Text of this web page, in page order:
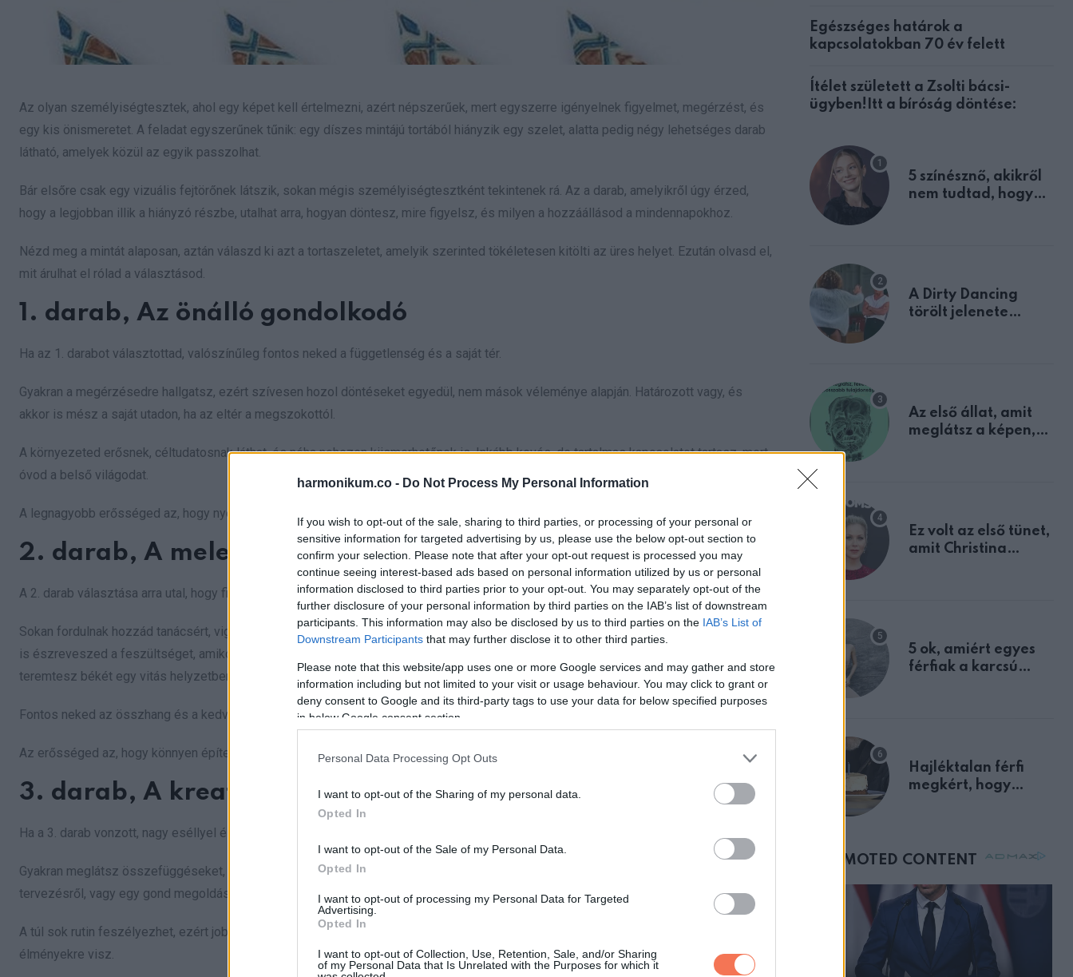
harmonikum.co - Do Not Process My Personal Information
If you wish to opt-out of the sale, sharing to third parties, or processing of your personal or
sensitive information for targeted advertising by us, please use the below opt-out section to
confirm your selection. Please note that after your opt-out request is processed you may
continue seeing interest-based ads based on personal information utilized by us or personal
information disclosed to third parties prior to your opt-out. You may separately opt-out of the
further disclosure of your personal information by third parties on the IAB’s list of downstream
participants. This information may also be disclosed by us to third parties on the IAB’s List of
Downstream Participants that may further disclose it to other third parties.
Please note that this website/app uses one or more Google services and may gather and store
information including but not limited to your visit or usage behaviour. You may click to grant or
deny consent to Google and its third-party tags to use your data for below specified purposes
in below Google consent section.
Personal Data Processing Opt Outs
I want to opt-out of the Sharing of my personal data.
Opted In
I want to opt-out of the Sale of my Personal Data.
Opted In
I want to opt-out of processing my Personal Data for Targeted
Advertising.
Opted In
I want to opt-out of Collection, Use, Retention, Sale, and/or Sharing
of my Personal Data that Is Unrelated with the Purposes for which it
Az olyan személyiségtesztek, ahol egy képet kell értelmezni, azért népszerűek, mert egyszerre igényelnek figyelmet, megérzést, és
egy kis önismeretet. A feladat egyszerűnek tűnik: egy díszes mintájú tortából hiányzik egy szelet, alatta pedig négy lehetséges darab
látható, amelyek közül az egyik passzolhat.
Bár elsőre csak egy vizuális fejtörőnek látszik, sokan mégis személyiségtesztként tekintenek rá. Az a darab, amelyikről úgy érzed,
hogy a legjobban illik a hiányzó részbe, utalhat arra, hogyan döntesz, mire figyelsz, és milyen a hozzáállásod a mindennapokhoz.
Nézd meg a mintát alaposan, aztán válaszd ki azt a tortaszeletet, amelyik szerinted tökéletesen kitölti az üres helyet. Ezután olvasd el,
mit árulhat el rólad a választásod.
1. darab, Az önálló gondolkodó
Ha az 1. darabot választottad, valószínűleg fontos neked a függetlenség és a saját tér.
Gyakran a megérzésedre hallgatsz, ezért szívesen hozol döntéseket egyedül, nem mások véleménye alapján. Határozott vagy, és
akkor is mész a saját utadon, ha az eltér a megszokottól.
A környezeted erősnek, céltudatosnak láthat, és néha nehezen kiismerhetőnek is. Inkább kevés, de tartalmas kapcsolatot tartasz, mert
óvod a belső világodat.
A legnagyobb erősséged az, hogy nyomás alatt is hű maradsz önmagadhoz.
2. darab, A melegszívű gondoskodó
A 2. darab választása arra utal, hogy figyelmes, empatikus személyiség vagy.
Sokan fordulnak hozzád tanácsért, vigaszért, vagy csak azért, mert melletted megnyugszanak. Jól olvasol az érzelmekben, ezért akkor
is észreveszed a feszültséget, amikor mások még nem mondanak semmit. Emiatt gyakran te tartod egyben a társaságot, vagy te
teremtesz békét egy vitás helyzetben.
Fontos neked az összhang és a kedvesség, mert hiszel abban, hogy az apró figyelmességek is sokat számítanak.
Az erősséged az, hogy könnyen építesz mély, biztonságos kapcsolatokat.
3. darab, A kreatív lélek
Ha a 3. darab vonzott, nagy eséllyel élénk képzeleted van, és szeretsz más szemszögből nézni dolgokat.
Gyakran meglátsz összefüggéseket, lehetőségeket, vagy olyan részleteket, amelyeket mások átsiklanak. Legyen szó rajzról, írásról,
tervezésről, vagy egy gond megoldásáról, szívesen kísérletezel.
A túl sok rutin feszélyezhet, ezért jobban érzed magad ott, ahol szabadon ötletelhetsz. Közben a kíváncsiságod tanulásra és új
élményekre visz.
Egészséges határok a
kapcsolatokban 70 év felett
Ítélet született a Zsolti bácsi-
ügyben!Itt a bíróság döntése:
5 színésznő, akikről
nem tudtad, hogy
A Dirty Dancing
törölt jelenete
Az első állat, amit
meglátsz a képen,
Ez volt az első tünet,
amit Christina
5 ok, amiért egyes
férfiak a karcsú
Hajléktalan férfi
megkért, hogy
mellettem ült az első